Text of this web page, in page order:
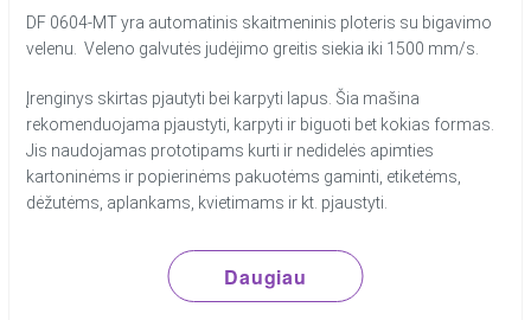
DF 0604-MT yra automatinis skaitmeninis ploteris su bigavimo
velenu. Veleno galvutės judėjimo greitis siekia iki 1500 mm/s.
Įrenginys skirtas pjautyti bei karpyti lapus. Šia mašina
rekomenduojama pjaustyti, karpyti ir biguoti bet kokias formas.
Jis naudojamas prototipams kurti ir nedidelės apimties
kartoninėms ir popierinėms pakuotėms gaminti, etiketėms,
dėžutėms, aplankams, kvietimams ir kt. pjaustyti.
Daugiau